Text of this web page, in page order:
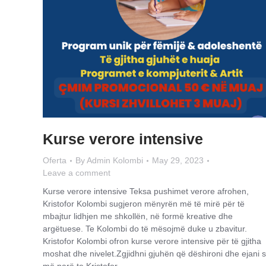
Kurse verore intensive
Oferta ByAdmin Kolombi
May 29, 2023
Leave a comment
Kurse verore intensive Teksa pushimet verore afrohen,
Kristofor Kolombi sugjeron mënyrën më të mirë për të
mbajtur lidhjen me shkollën, në formë kreative dhe
argëtuese. Te Kolombi do të mësojmë duke u zbavitur.
Kristofor Kolombi ofron kurse verore intensive për të gjitha
moshat dhe nivelet.Zgjidhni gjuhën që dëshironi dhe ejani